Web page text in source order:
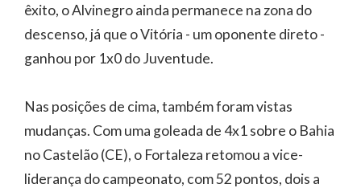
êxito, o Alvinegro ainda permanece na zona do
descenso, já que o Vitória - um oponente direto -
ganhou por 1x0 do Juventude.
Nas posições de cima, também foram vistas
mudanças. Com uma goleada de 4x1 sobre o Bahia
no Castelão (CE), o Fortaleza retomou a vice-
liderança do campeonato, com 52 pontos, dois a